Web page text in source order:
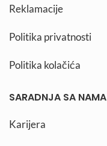
Reklamacije
Politika privatnosti
Politika kolačića
SARADNJA SA NAMA
Karijera